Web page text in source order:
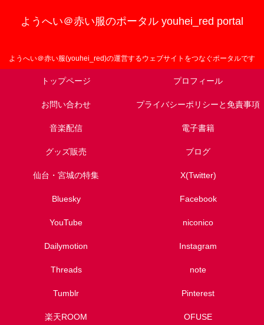
ようへい＠赤い服のポータル youhei_red portal
ようへい＠赤い服(youhei_red)の運営するウェブサイトをつなぐポータルです
トップページ プロフィール
お問い合わせ プライバシーポリシーと免責事項
音楽配信 電子書籍
グッズ販売 ブログ
仙台・宮城の特集 X(Twitter)
Bluesky Facebook
YouTube niconico
Dailymotion Instagram
Threads note
Tumblr Pinterest
楽天ROOM OFUSE